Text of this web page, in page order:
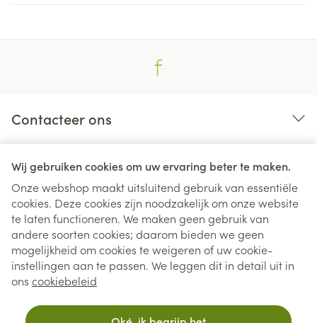
Wij gebruiken cookies om uw ervaring beter te maken.
Onze webshop maakt uitsluitend gebruik van essentiële
cookies. Deze cookies zijn noodzakelijk om onze website
te laten functioneren. We maken geen gebruik van
andere soorten cookies; daarom bieden we geen
mogelijkheid om cookies te weigeren of uw cookie-
instellingen aan te passen. We leggen dit in detail uit in
ons cookiebeleid
Contacteer ons
Juridische links